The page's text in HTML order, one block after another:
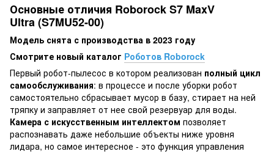
Основные отличия Roborock S7 MaxV
Ultra (S7MU52-00)
Модель снята с производства в 2023 году
Смотрите новый каталог Роботов Roborock
Первый робот-пылесос в котором реализован полный цикл
самообслуживания: в процессе и после уборки робот
самостоятельно сбрасывает мусор в базу, стирает на ней
тряпку и заправляет от нее свой резервуар для воды.
Камера с искусственным интеллектом позволяет
распознавать даже небольшие объекты ниже уровня
лидара, но самое интересное - это функция управления